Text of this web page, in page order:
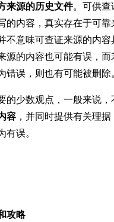
来源的历史文件。可供查
的内容，真实存在于可靠
不意味可查证来源的内容
源的内容也可能有误，而
错误，则也有可能被删除
的少数观点，一般来说，
容 ，并同时提供有关理
误。
攻略